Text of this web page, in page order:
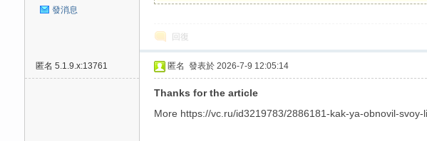
發消息
回復
匿名 5.1.9.x:13761 匿名 發表於 2026-7-9 12:05:14
Thanks for the article
More https://vc.ru/id3219783/2886181-kak-ya-obnovil-svoy-